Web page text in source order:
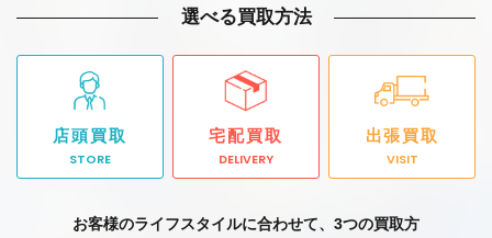
選べる買取方法
店頭買取
STORE
宅配買取
DELIVERY
出張買取
VISIT
お客様のライフスタイルに合わせて、3つの買取方